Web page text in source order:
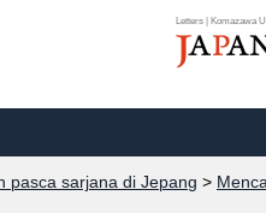
Letters | Komazawa
pasca sarjana di Jepang >